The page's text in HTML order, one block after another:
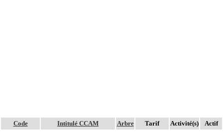
Code Intitulé CCAM Arbre Tarif Activité(s) Actif